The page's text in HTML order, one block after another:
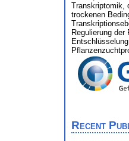
Transkriptomik,
trockenen
Regulierung
Recent